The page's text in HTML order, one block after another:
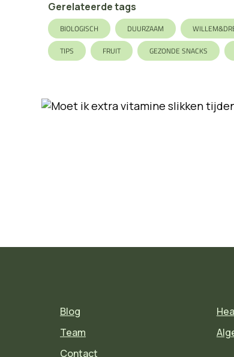
Gerelateerde tags
BIOLOGISCH DUURZAAM
TIPS
FRUIT GEZONDE SNACKS
Blog
Team
Contact